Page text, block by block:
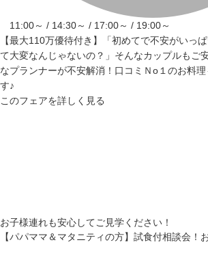
11:00～ / 14:30～ / 17:00～ / 19:00～
【最大110万優待付き】「初めてで不安がいっ
て大変なんじゃないの？」そんなカップルもご
なプランナーが不安解消！口コミＮo１のお料
す♪
このフェアを詳しく見る
お子様連れも安心してご見学ください！
【パパママ＆マタニティの方】試食付相談会！